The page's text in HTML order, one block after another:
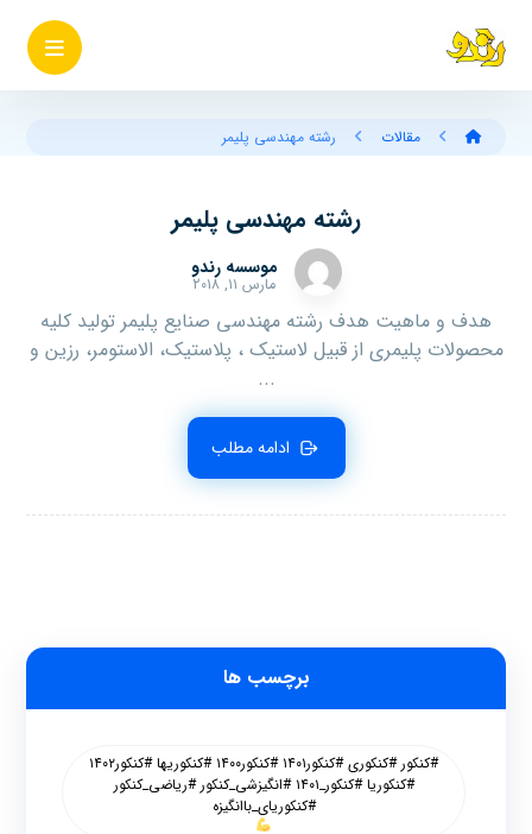
مقالات رشته مهندسی پلیمر
رشته مهندسی پلیمر
موسسه رندو
مارس ۱۱, ۲۰۱۸
هدف و ماهیت هدف رشته مهندسی صنایع پلیمر تولید کلیه
محصولات پلیمری از قبیل لاستیک ، پلاستیک، الاستومر، رزین و
...
ادامه مطلب
برچسب ها
#کنکور #کنکوری #کنکور۱۴۰۱ #کنکور۱۴۰۰ #کنکوریها #کنکور۱۴۰۲
#کنکوریا #کنکور_۱۴۰۱ #انگیزشی_کنکور #ریاضی_کنکور
#کنکوریای_باانگیزه